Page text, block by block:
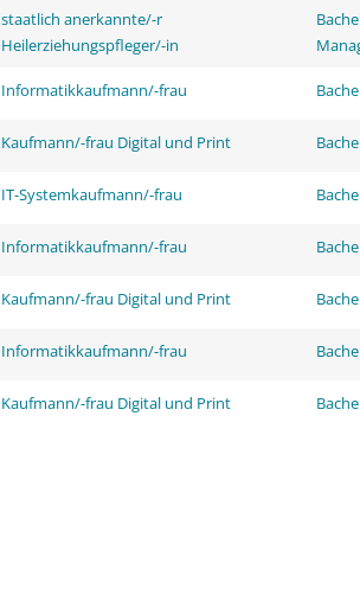
staatlich anerkannte/-r
Heilerziehungspfleger/-in
Informatikkaufmann/-frau
Kaufmann/-frau Digital und Print
IT-Systemkaufmann/-frau
Informatikkaufmann/-frau
Kaufmann/-frau Digital und Print
Informatikkaufmann/-frau
Kaufmann/-frau Digital und Print